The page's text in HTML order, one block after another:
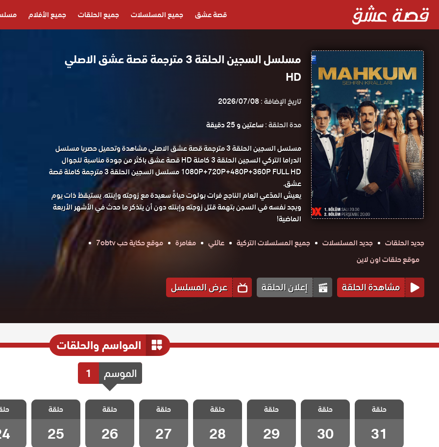
قصة عشق جميع المسلسلات جميع الحلقات جميع الأفلام
مسلسل السجين الحلقة 3 مترجمة قصة عشق الاصلي
HD
تاريخ الإضافة :2026/07/08
مدة الحلقة :ساعتين و 25 دقيقة
مسلسل السجين الحلقة 3 مترجمة قصة عشق الاصلي مشاهدة وتحميل حصريا مسلسل
الدراما التركي السجين الحلقة 3 كاملة HD قصة عشق باكثر من جودة مناسبة للجوال
1080P+720P+480P+360P FULL HD مسلسل السجين الحلقة 3 مترجمة كاملة قصة
عشق.
يعيش المدّعي العام الناجح فرات بولوت حياةً سعيدة مع زوجته وإبنته. يستيقظ ذات يوم
ويجد نفسه في السجن بتهمة قتل زوجته وإبنته دون أن يتذكر ما حدث في الأشهر الأربعة
الماضية!
جديد الحلقات
جديد المسلسلات جميع المسلسلات التركية عائلي مغامرة
موقع حكاية حب 7obtv
موقع حلقات اون لاين
مشاهدة الحلقة إعلان الحلقة عرض المسلسل
المواسم والحلقات
الموسم 1
مسلسل السجين
الحلقة 31
والاخيرة
حلقة
31
مسلسل السجين
الحلقة 30
حلقة
30
مسلسل السجين
الحلقة 29
حلقة
29
مسلسل السجين
الحلقة 28
حلقة
28
مسلسل السجين
الحلقة 27
حلقة
27
مسلسل السجين
الحلقة 26
حلقة
26
مسلسل السجين
الحلقة 25
حلقة
25
مسلسل